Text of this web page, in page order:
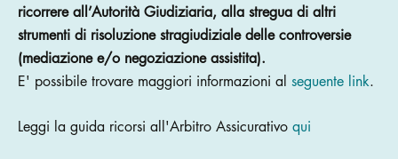
ricorrere all’Autorità Giudiziaria, alla stregua di altri
strumenti di risoluzione stragiudiziale delle controversie
(mediazione e/o negoziazione assistita).
E' possibile trovare maggiori informazioni al seguente link.
Leggi la guida ricorsi all'Arbitro Assicurativo qui